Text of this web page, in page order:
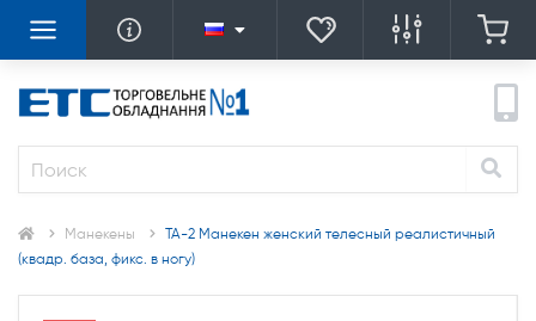
Манекены
TA-2 Манекен женский телесный реалистичный
(квадр. база, фикс. в ногу)